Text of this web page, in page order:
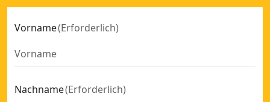
Vorname(Erforderlich)
Nachname(Erforderlich)